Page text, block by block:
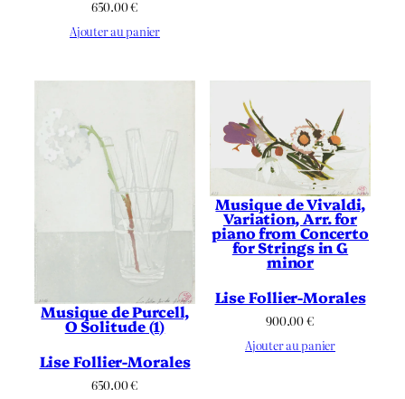
650.00€
Ajouter au panier
Musique de Purcell,
O Solitude (1)
Lise Follier-Morales
650.00€
Musique de Vivaldi,
Variation, Arr. for
piano from Concerto
for Strings in G
minor
Lise Follier-Morales
900.00€
Ajouter au panier